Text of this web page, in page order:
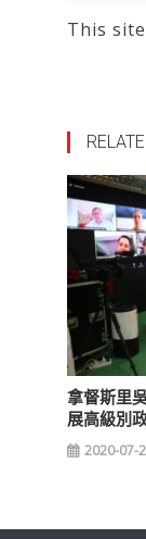
This
拿督斯里
展高級別
2020-07-